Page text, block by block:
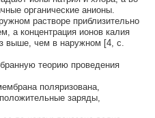
органические анионы.
растворе приблизительно
а концентрация ионов калия
выше, чем в наружном [4, с.
теорию проведения
поляризована,
заряды,